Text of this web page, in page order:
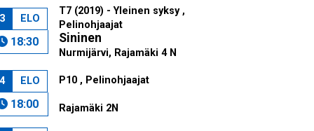
ELO
18:30
T7 (2019) - Yleinen syksy ,
Pelinohjaajat
Sininen
Nurmijärvi, Rajamäki 4 N
ELO
18:00
P10 , Pelinohjaajat
Rajamäki 2N